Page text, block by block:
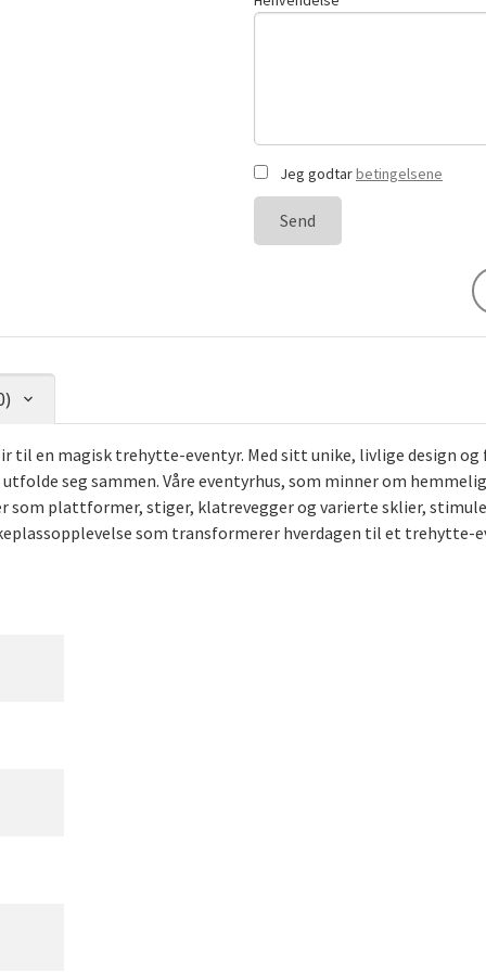
Jeg godtarbetingelsene
Send
til en magisk trehytte-eventyr. Med sitt unike, livlige design
seg sammen. Våre eventyrhus, som minner om
som plattformer, stiger, klatrevegger og varierte sklier,
som transformerer hverdagen til et trehytte-